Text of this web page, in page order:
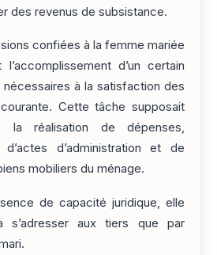
des revenus de subsistance.
confiées à la femme mariée
d’un certain
nécessaires à la satisfaction des
Cette tâche supposait
la réalisation de dépenses,
d’actes d’administration et de
mobiliers du ménage.
de capacité juridique, elle
s’adresser aux tiers que par